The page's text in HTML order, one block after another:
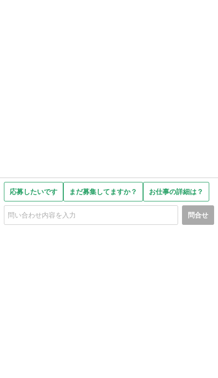
応募したいです まだ募集してますか？ お仕事の詳細は？
問合せ